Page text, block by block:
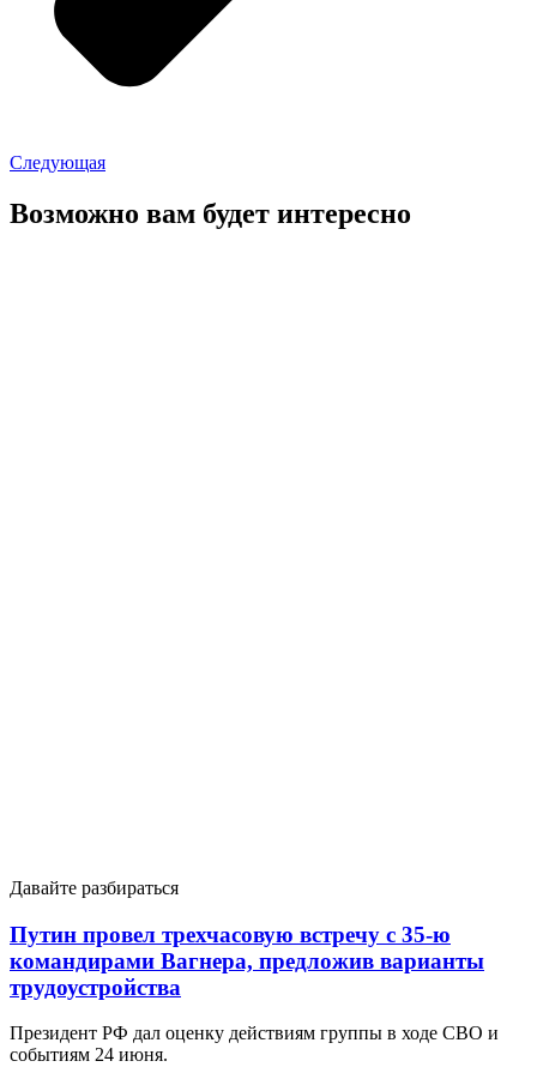
Следующая
Возможно вам будет интересно
Давайте разбираться
Путин провел трехчасовую встречу с 35-ю
командирами Вагнера, предложив варианты
трудоустройства
Президент РФ дал оценку действиям группы в ходе СВО и
событиям 24 июня.